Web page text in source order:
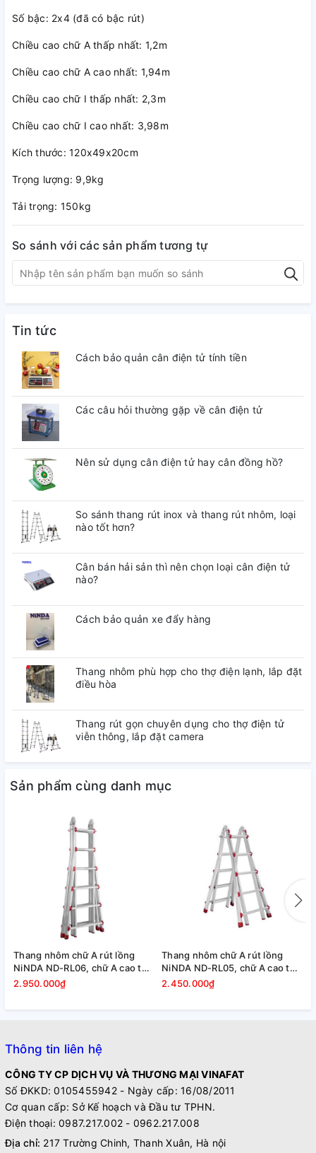
Số bậc: 2x4 (đã có bậc rút)
Chiều cao chữ A thấp nhất: 1,2m
Chiều cao chữ A cao nhất: 1,94m
Chiều cao chữ I thấp nhất: 2,3m
Chiều cao chữ I cao nhất: 3,98m
Kích thước: 120x49x20cm
Trọng lượng: 9,9kg
Tải trọng: 150kg
So sánh với các sản phẩm tương tự
Tin tức
Cách bảo quản cân điện tử tính tiền
Các câu hỏi thường gặp về cân điện tử
Nên sử dụng cân điện tử hay cân đồng hồ?
So sánh thang rút inox và thang rút nhôm, loại
nào tốt hơn?
Cân bán hải sản thì nên chọn loại cân điện tử
nào?
Cách bảo quản xe đẩy hàng
Thang nhôm phù hợp cho thợ điện lạnh, lắp đặt
điều hòa
Thang rút gọn chuyên dụng cho thợ điện tử
viễn thông, lắp đặt camera
Sản phẩm cùng danh mục
Thang nhôm chữ A rút lồng
NiNDA ND-RL06, chữ A cao tối
đa 3m
2.950.000₫
Thang nhôm chữ A rút lồng
NiNDA ND-RL05, chữ A cao tối
đa 2,47m
2.450.000₫
Thông tin liên hệ
CÔNG TY CP DỊCH VỤ VÀ THƯƠNG MẠI VINAFAT
Số ĐKKD: 0105455942 - Ngày cấp: 16/08/2011
Cơ quan cấp: Sở Kế hoạch và Đầu tư TPHN.
Điện thoại: 0987.217.002 - 0962.217.008
Địa chỉ: 217 Trường Chinh, Thanh Xuân, Hà nội